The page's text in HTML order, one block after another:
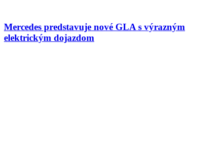
Mercedes predstavuje nové GLA s výrazným
elektrickým dojazdom